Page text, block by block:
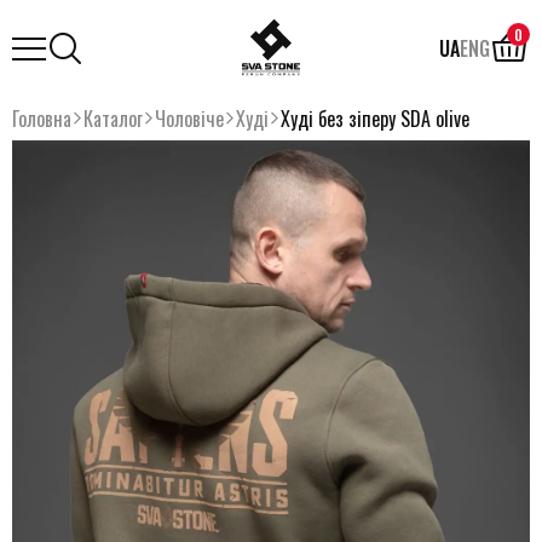
UAENG 0
Головна Каталог Чоловіче Худі Худі без зіперу SDA olive